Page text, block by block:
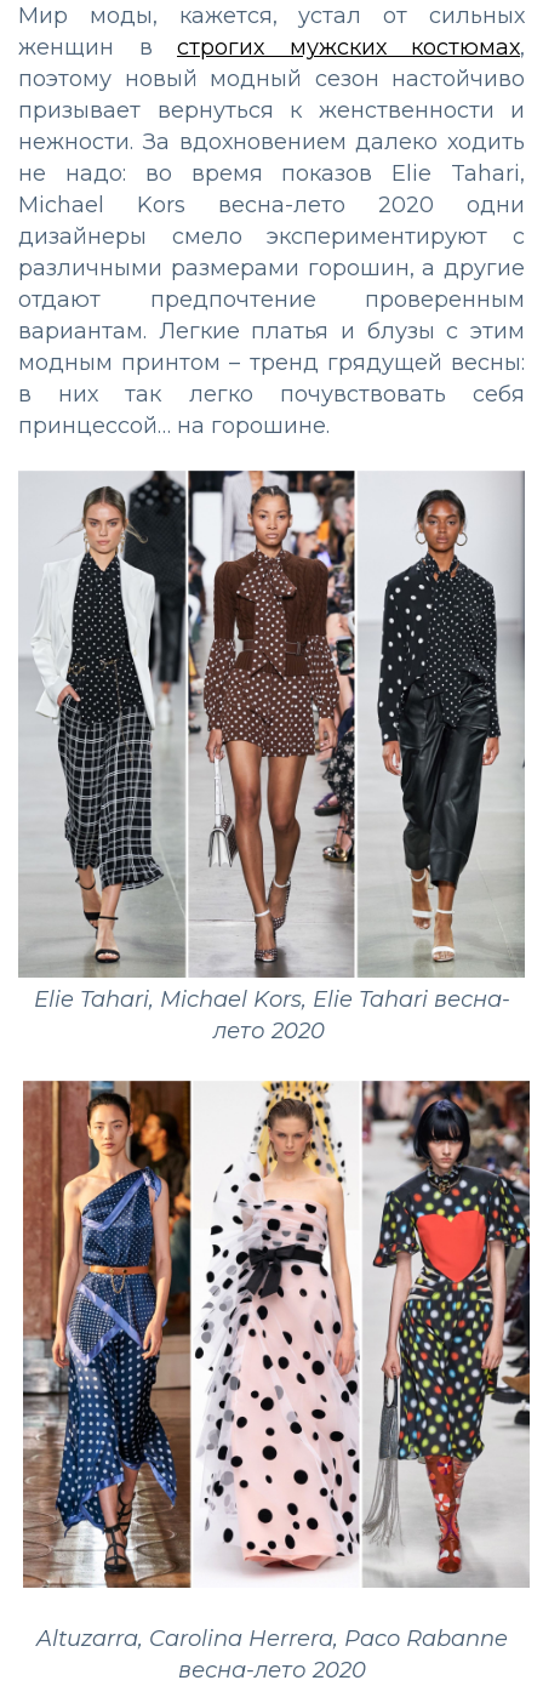
Мир моды, кажется, устал от сильных
женщин в строгих мужских костюмах,
поэтому новый модный сезон настойчиво
призывает вернуться к женственности и
нежности. За вдохновением далеко ходить
не надо: во время показов Elie Tahari,
Michael Kors весна-лето 2020 одни
дизайнеры смело экспериментируют с
различными размерами горошин, а другие
отдают предпочтение проверенным
вариантам. Легкие платья и блузы с этим
модным принтом – тренд грядущей весны:
в них так легко почувствовать себя
принцессой… на горошине.
Elie Tahari, Michael Kors, Elie Tahari весна-
лето 2020
Altuzarra, Carolina Herrera, Рaco Rabanne
весна-лето 2020